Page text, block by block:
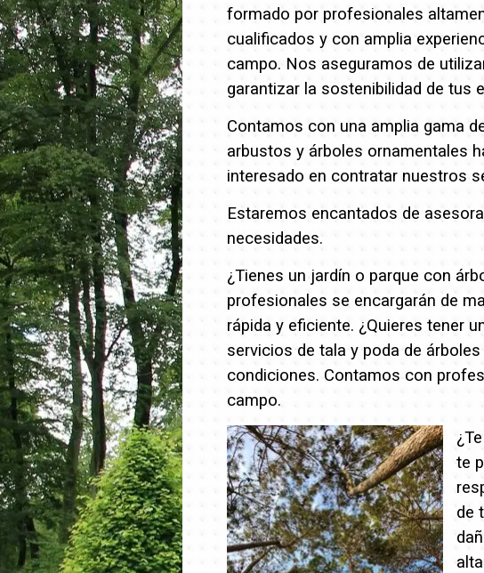
formado por profesionales
cualificados y con amplia
campo. Nos aseguramos de
garantizar la sostenibilidad de tus
Contamos con una amplia gama
arbustos y árboles ornamentales
interesado en contratar nuestros
Estaremos encantados de
necesidades.
¿Tienes un jardín o parque con
profesionales se encargarán de
rápida y eficiente. ¿Quieres tener
servicios de tala y poda de
condiciones. Contamos con
campo.
te
de